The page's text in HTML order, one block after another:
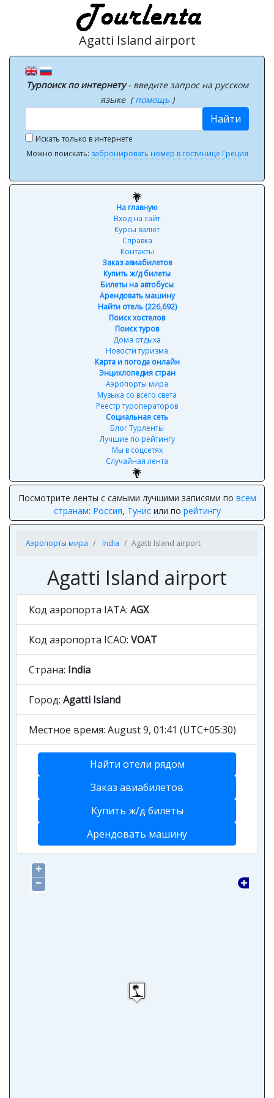
Agatti Island airport
Турпоиск по интернету- введите запрос на русском
языке (помощь )
Найти
Искать только в интернете
Можно поискать: забронировать номер в гостинице Греция
На главную
Вход на сайт
Курсы валют
Справка
Контакты
Заказ авиабилетов
Купить ж/д билеты
Билеты на автобусы
Арендовать машину
Найти отель (226,692)
Поиск хостелов
Поиск туров
Дома отдыха
Новости туризма
Карта и погода онлайн
Энциклопедия стран
Аэропорты мира
Музыка со всего света
Реестр туроператоров
Социальная сеть
Блог Турленты
Лучшие по рейтингу
Мы в соцсетях
Случайная лента
Посмотрите ленты с самыми лучшими записями по всем
странам: Россия, Тунисили по рейтингу
Аэропорты мира India Agatti Island airport
Agatti Island airport
Код аэропорта IATA: AGX
Код аэропорта ICAO: VOAT
Страна: India
Город: Agatti Island
Местное время: August 9, 01:41 (UTC+05:30)
Найти отели рядом
Заказ авиабилетов
Купить ж/д билеты
Арендовать машину
+
−